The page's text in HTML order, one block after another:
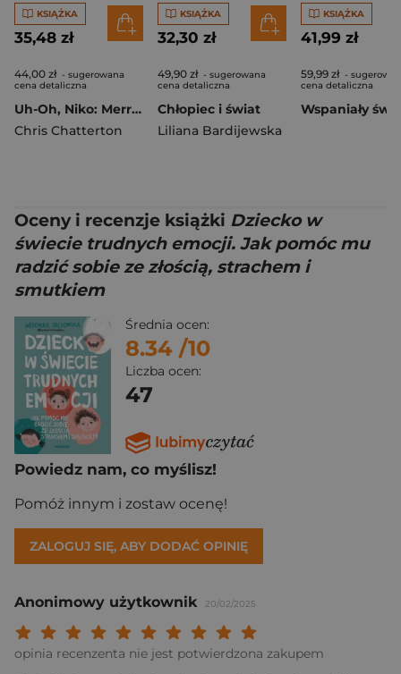
KSIĄŻKA
35,48 zł
44,00 zł - sugerowana
cena detaliczna
Uh-Oh, Niko: Merry Christmas
Chris Chatterton
KSIĄŻKA
32,30 zł
49,90 zł - sugerowana
cena detaliczna
Chłopiec i świat
Liliana Bardijewska
KSIĄŻKA
41,99 zł
59,99 zł -
cena detaliczna
Oceny i recenzje książki Dziecko w
świecie trudnych emocji. Jak pomóc mu
radzić sobie ze złością, strachem i
smutkiem
Średnia ocen:
8.34 /10
Liczba ocen:
47
Powiedz nam, co myślisz!
Pomóż innym i zostaw ocenę!
ZALOGUJ SIĘ, ABY DODAĆ OPINIĘ
Anonimowy użytkownik 20/02/2025
Twoja ocena:
Twoja ocena: Wybitna 9/
Twoja ocena: Rewelacyjna 8/
Twoja ocena: Bardzo dobra 7/10"
Twoja ocena: Dobra 6/10"
Twoja ocena: Przeciętna 5/10"
Twoja ocena: Może być 4/10"
Twoja ocena: Słaba 3/10"
Twoja ocena: Bardzo słaba 2/10"
Twoja ocena: Beznadziejna 1/10"
opinia recenzenta nie jest potwierdzona zakupem